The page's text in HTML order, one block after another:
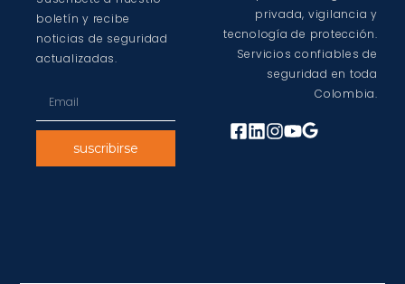
boletín y recibe
noticias de seguridad
actualizadas.
suscribirse
privada, vigilancia y
tecnología de protección.
Servicios confiables de
seguridad en toda
Colombia.